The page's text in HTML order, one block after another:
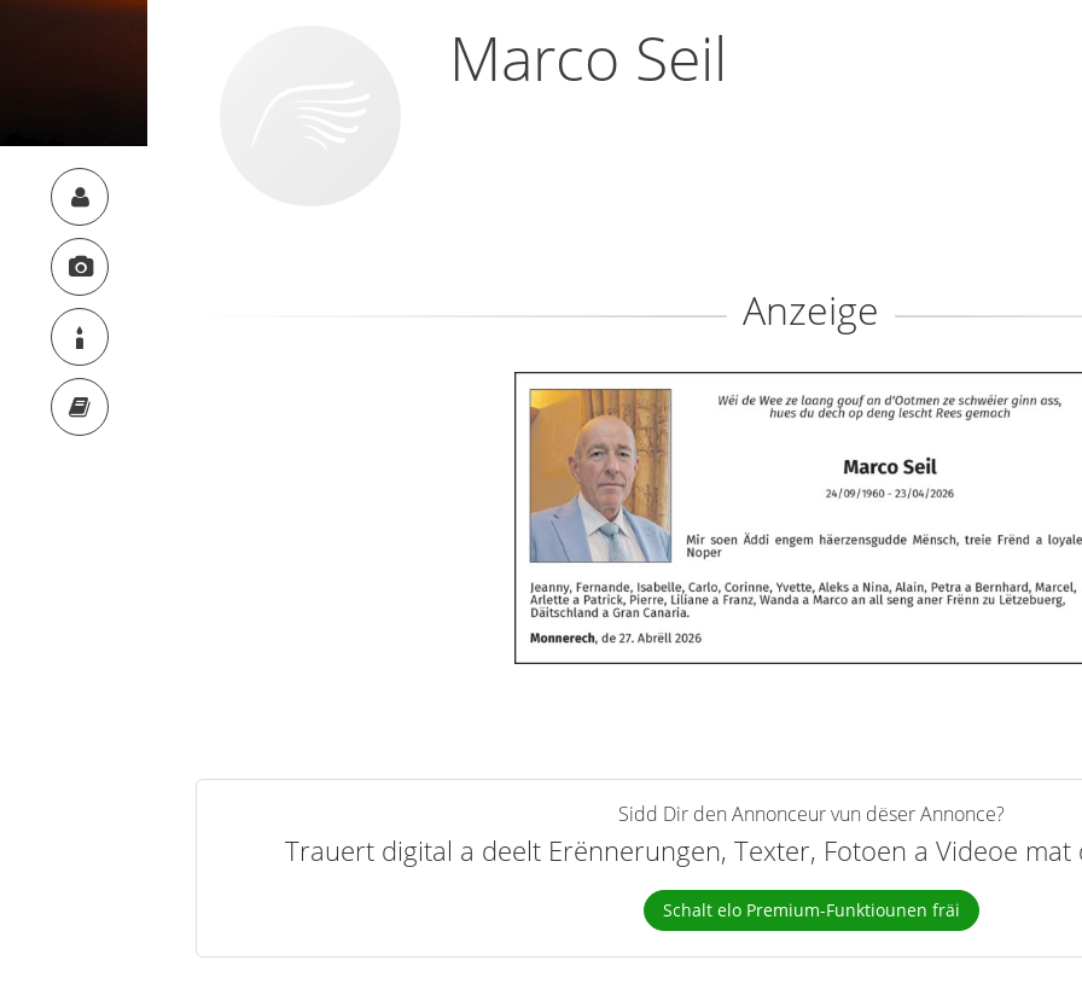
Marco Seil
Anzeige
Sidd Dir den Annonceur vun dëser Annonce?
Trauert digital a deelt Erënnerungen, Texter, Fotoen a Videoe
Schalt elo Premium-Funktiounen fräi